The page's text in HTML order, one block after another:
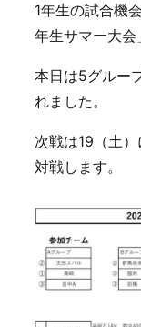
1年生の試合機
年生サマー大会
本日は5グルー
れました。
次戦は19（土
対戦します。